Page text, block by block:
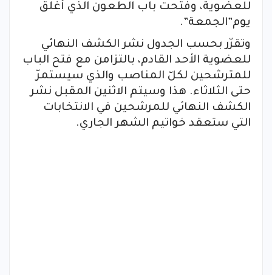
للعضوية، وفتحت باب الطعون الذي أغلق
يوم”الجمعة”.
وتقرّر بحسب الجدول نشر الكشف النهائي
للعضوية الأحد القادم، بالتزامن مع فتح الباب
للمترشحين لكلّ المناصب والذي سيستمرّ
حتى الثلاثاء. هذا وسيتم الاثنين المقبل نشر
الكشف النهائي للمرشحين في الانتخابات
التي ستعقد خواتيم الشهر الجاري.